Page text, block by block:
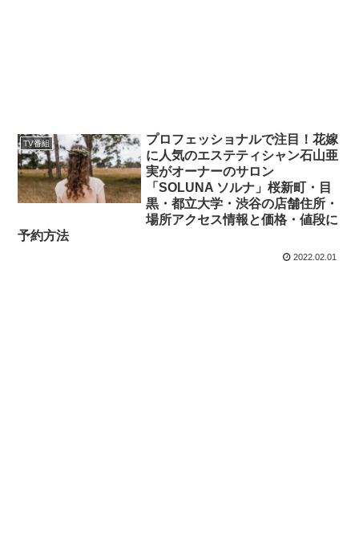
TV番組
プロフェッショナルで注目！花嫁
に人気のエステティシャン石山亜
実がオーナーのサロン
「SOLUNA ソルナ」桜新町・目
黒・都立大学・渋谷の店舗住所・
場所アクセス情報と価格・値段に
予約方法
2022.02.01